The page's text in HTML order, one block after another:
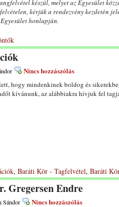
készül, melyet az Egyesület
kérjük a rendezvény kezdetén
honlapján.
Nincs hozzászólás
hogy mindenkinek boldog és
kívánunk, az alábbiakra hívjuk fel
, Baráti Kör - Tagfelvétel, Baráti
Gregersen Endre
Sándor Nincs hozzászólás